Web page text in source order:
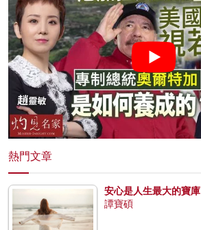
熱門文章
安心是人生最大的寶庫
譚寶碩